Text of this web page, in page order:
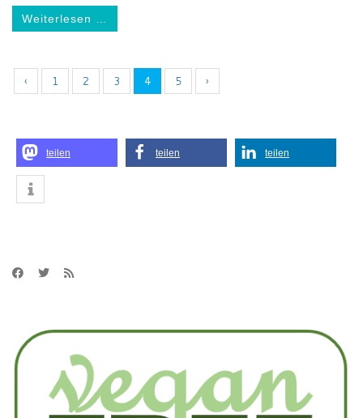
Weiterlesen …
‹ 1 2 3 4 5 ›
teilen teilen teilen